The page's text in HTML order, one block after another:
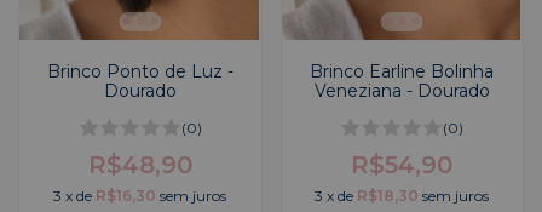
Brinco Ponto de Luz -
Dourado
(0)
R$48,90
3 xde R$16,30 sem juros
Brinco Earline Bolinha
Veneziana - Dourado
(0)
R$54,90
3 xde R$18,30 sem juros